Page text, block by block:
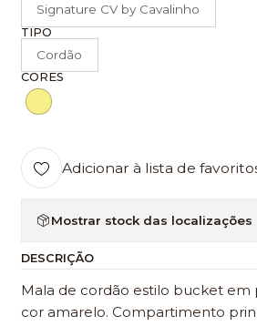
Signature CV by Cavalinho
TIPO
Cordão
CORES
Adicionar à lista de
Mostrar stock das localizações
DESCRIÇÃO
Mala de cordão estilo bucket em
cor amarelo. Compartimento